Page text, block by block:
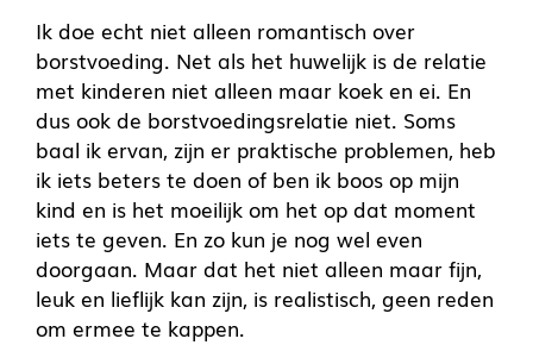
Ik doe echt niet alleen romantisch over
borstvoeding. Net als het huwelijk is de relatie
met kinderen niet alleen maar koek en ei. En
dus ook de borstvoedingsrelatie niet. Soms
baal ik ervan, zijn er praktische problemen, heb
ik iets beters te doen of ben ik boos op mijn
kind en is het moeilijk om het op dat moment
iets te geven. En zo kun je nog wel even
doorgaan. Maar dat het niet alleen maar fijn,
leuk en lieflijk kan zijn, is realistisch, geen reden
om ermee te kappen.